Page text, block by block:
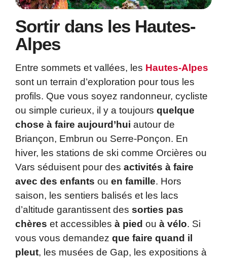
Sortir dans les Hautes-
Alpes
Entre sommets et vallées, les Hautes-Alpes
sont un terrain d’exploration pour tous les
profils. Que vous soyez randonneur, cycliste
ou simple curieux, il y a toujours quelque
chose à faire aujourd’hui autour de
Briançon, Embrun ou Serre-Ponçon. En
hiver, les stations de ski comme Orcières ou
Vars séduisent pour des activités à faire
avec des enfants ou en famille. Hors
saison, les sentiers balisés et les lacs
d’altitude garantissent des sorties pas
chères et accessibles à pied ou à vélo. Si
vous vous demandez que faire quand il
pleut, les musées de Gap, les expositions à